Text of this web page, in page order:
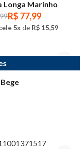
Longa Marinho
R$ 77,99
5x de R$ 15,59